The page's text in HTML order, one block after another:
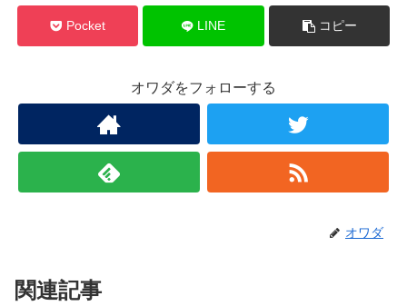
Pocket LINE コピー
オワダをフォローする
オワダ
関連記事